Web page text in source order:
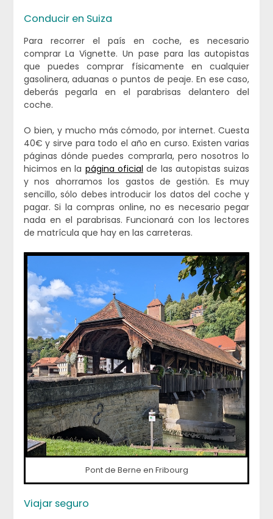
Conducir en Suiza
Para recorrer el país en coche, es necesario
comprar La Vignette. Un pase para las autopistas
que puedes comprar físicamente en cualquier
gasolinera, aduanas o puntos de peaje. En ese caso,
deberás pegarla en el parabrisas delantero del
coche.
O bien, y mucho más cómodo, por internet. Cuesta
40€ y sirve para todo el año en curso. Existen varias
páginas dónde puedes comprarla, pero nosotros lo
hicimos en la página oficial de las autopistas suizas
y nos ahorramos los gastos de gestión. Es muy
sencillo, sólo debes introducir los datos del coche y
pagar. Si la compras online, no es necesario pegar
nada en el parabrisas. Funcionará con los lectores
de matrícula que hay en las carreteras.
Pont de Berne en Fribourg
Viajar seguro